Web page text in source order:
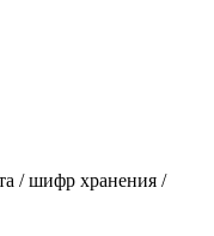
/ шифр хранения /